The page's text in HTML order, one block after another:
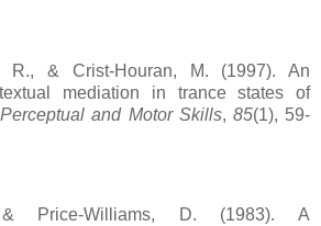
R., & Crist-Houran, M. (1997). An
mediation in trance states of
Perceptual and Motor Skills, 85(1), 59-
Price-Williams, D. (1983). A